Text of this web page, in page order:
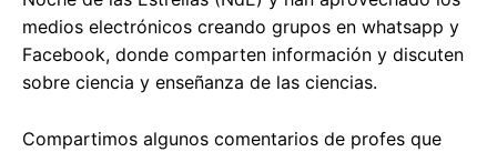
medios electrónicos creando grupos en whatsapp y
Facebook, donde comparten información y discuten
sobre ciencia y enseñanza de las ciencias.
Compartimos algunos comentarios de profes que